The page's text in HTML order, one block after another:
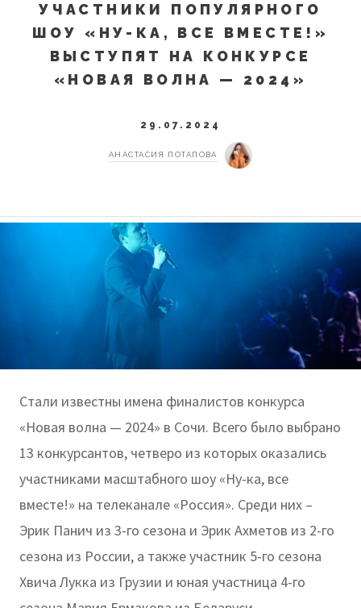
УЧАСТНИКИ ПОПУЛЯРНОГО
ШОУ «НУ-КА, ВСЕ ВМЕСТЕ!»
ВЫСТУПЯТ НА КОНКУРСЕ
«НОВАЯ ВОЛНА — 2024»
29.07.2024
АНАСТАСИЯ ПОТАПОВА
Стали известны имена финалистов конкурса
«Новая волна — 2024» в Сочи. Всего было выбрано
13 конкурсантов, четверо из которых оказались
участниками масштабного шоу «Ну-ка, все
вместе!» на телеканале «Россия». Среди них –
Эрик Панич из 3-го сезона и Эрик Ахметов из 2-го
сезона из России, а также участник 5-го сезона
Хвича Лукка из Грузии и юная участница 4-го